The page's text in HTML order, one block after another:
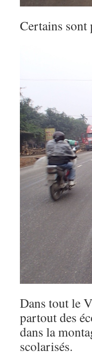
Certains
Dans tout le
partout des
dans la
scolarisés.